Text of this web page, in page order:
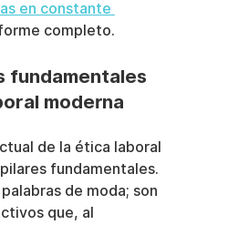
en constante
completo.
fundamentales
moderna
de la ética laboral
fundamentales.
de moda; son
que, al